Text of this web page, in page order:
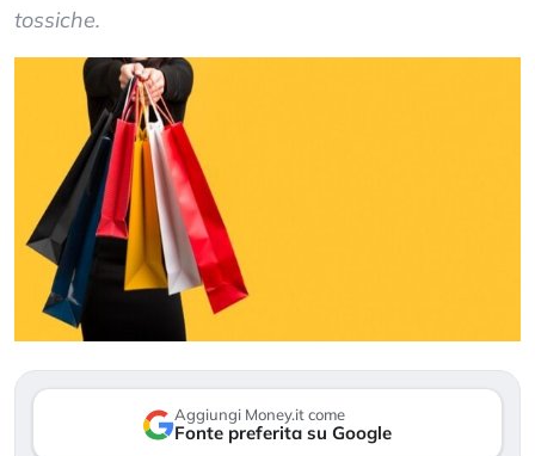
tossiche.
Aggiungi Money.it come
Fonte preferita su Google